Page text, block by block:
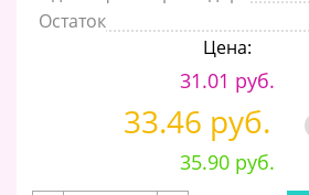
Остаток
Цена:
31.01 руб.
33.46 руб.
35.90 руб.